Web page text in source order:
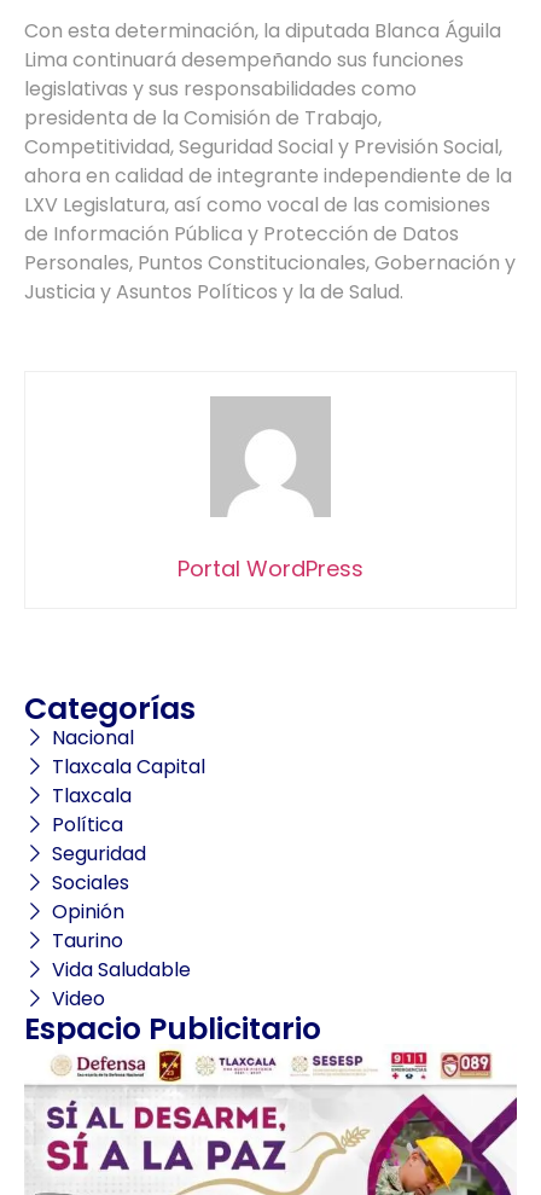
Con esta determinación, la diputada Blanca Águila
Lima continuará desempeñando sus funciones
legislativas y sus responsabilidades como
presidenta de la Comisión de Trabajo,
Competitividad, Seguridad Social y Previsión Social,
ahora en calidad de integrante independiente de la
LXV Legislatura, así como vocal de las comisiones
de Información Pública y Protección de Datos
Personales, Puntos Constitucionales, Gobernación y
Justicia y Asuntos Políticos y la de Salud.
Portal WordPress
Categorías
Nacional
Tlaxcala Capital
Tlaxcala
Política
Seguridad
Sociales
Opinión
Taurino
Vida Saludable
Video
Espacio Publicitario